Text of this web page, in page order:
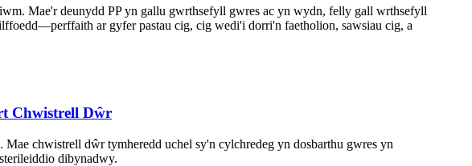
Mae'r deunydd PP yn gallu gwrthsefyll gwres ac yn wydn, felly gall wrthsefyll
ar gyfer pastau cig, cig wedi'i dorri'n faetholion, sawsiau cig, a
Chwistrell Dŵr
chwistrell dŵr tymheredd uchel sy'n cylchredeg yn dosbarthu gwres yn
dibynadwy.